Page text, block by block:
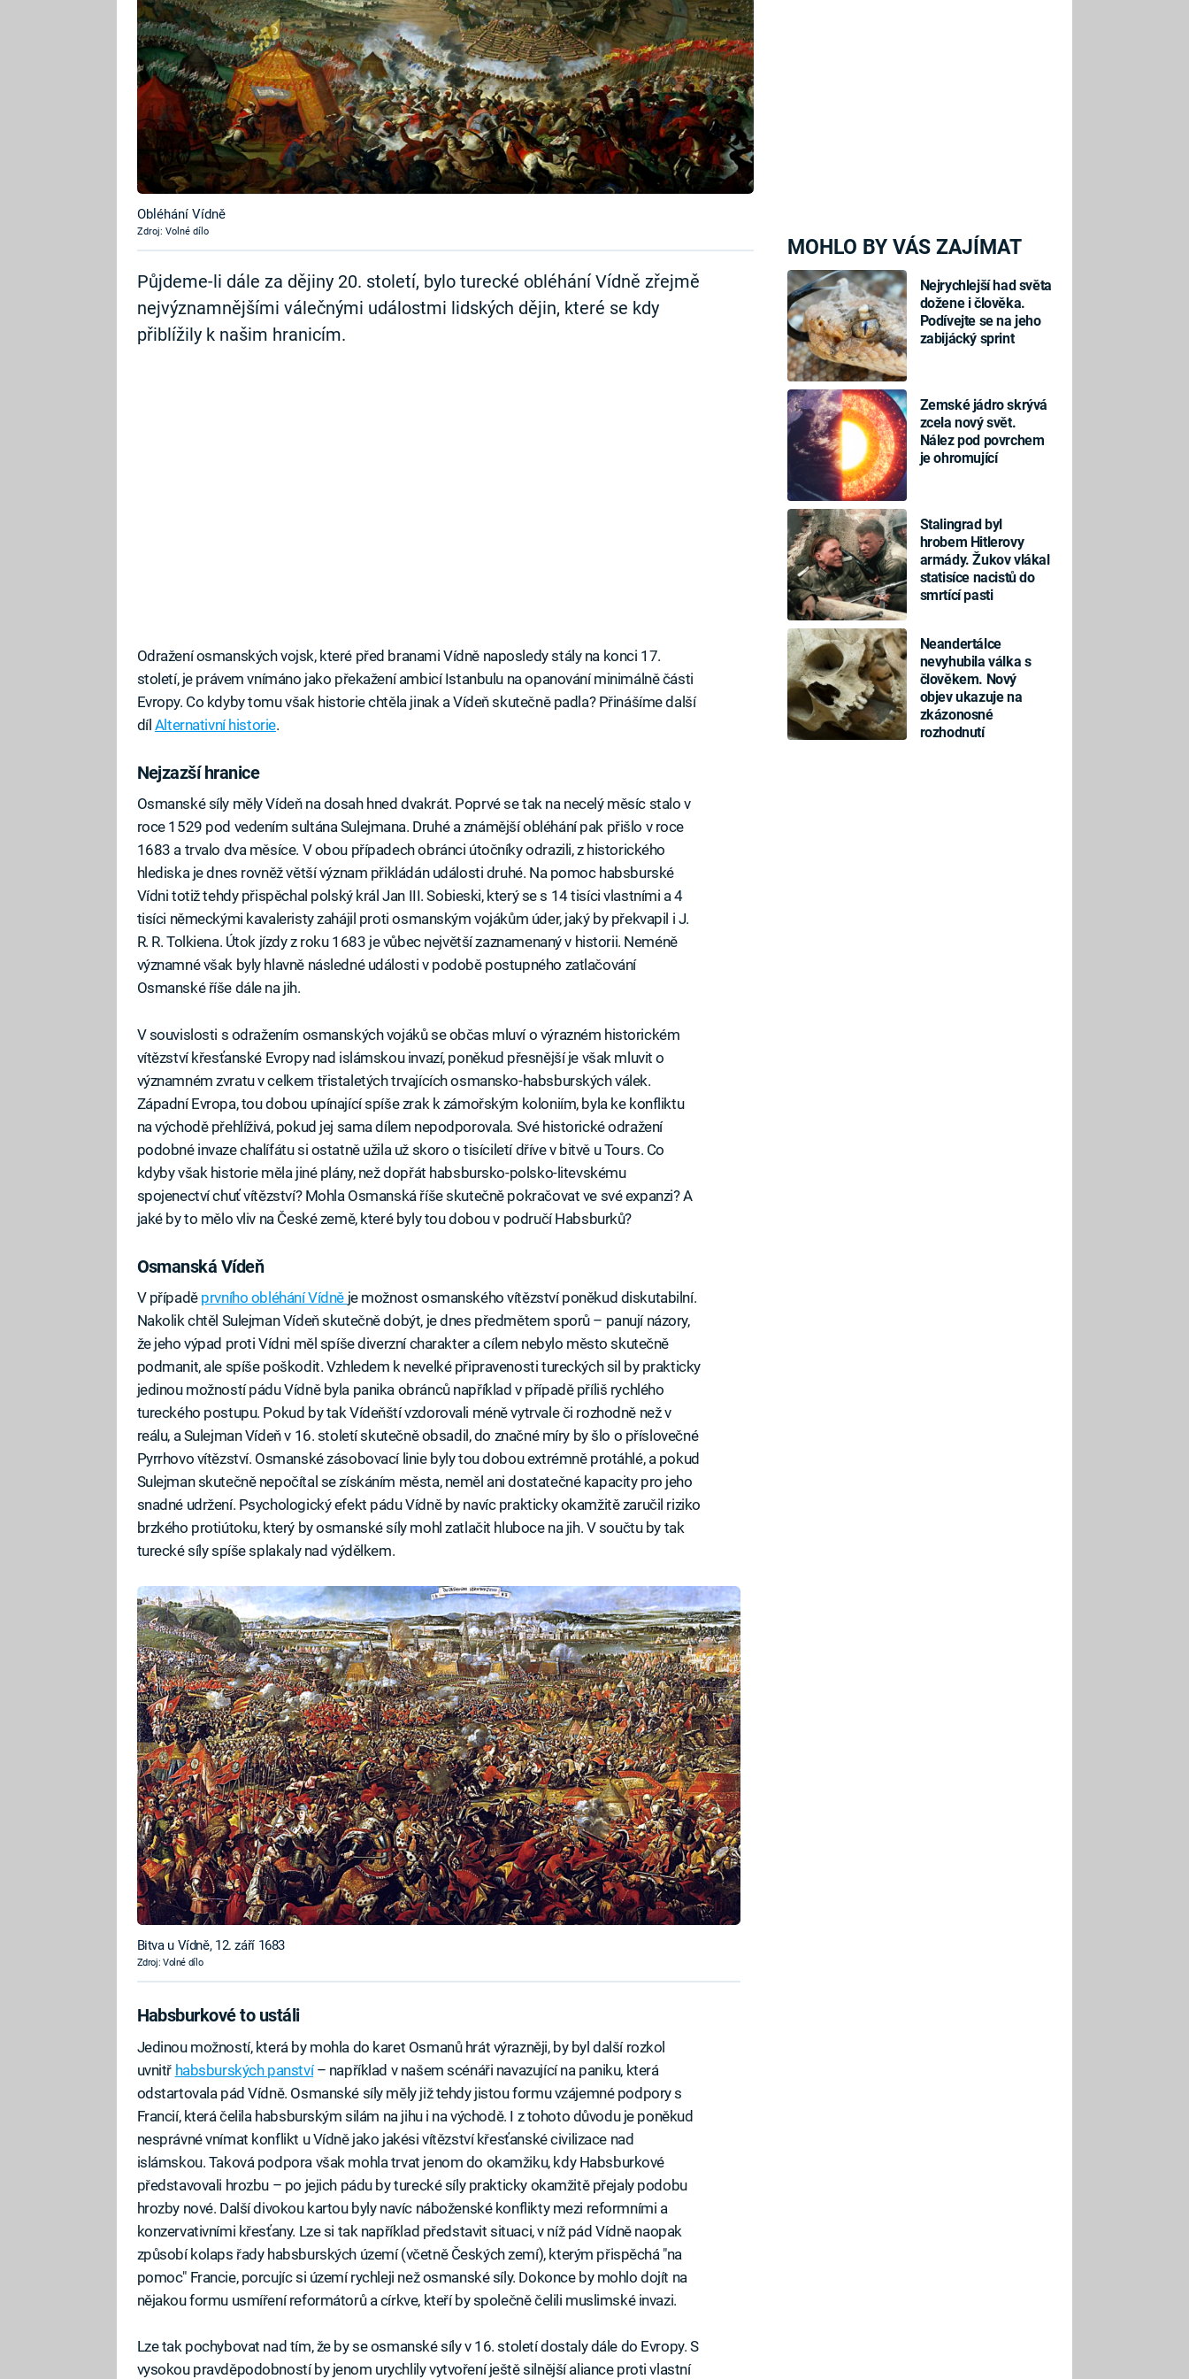
MOHLO BY VÁS ZAJÍMAT
Nejrychlejší had světa
dožene i člověka.
Podívejte se na jeho
zabijácký sprint
Zemské jádro skrývá
zcela nový svět.
Nález pod povrchem
je ohromující
Stalingrad byl
hrobem Hitlerovy
armády. Žukov vlákal
statisíce nacistů do
smrtící pasti
Neandertálce
nevyhubila válka s
člověkem. Nový
objev ukazuje na
zkázonosné
rozhodnutí
Obléhání Vídně
Zdroj: Volné dílo
Půjdeme-li dále za dějiny 20. století, bylo turecké obléhání Vídně zřejmě
nejvýznamnějšími válečnými událostmi lidských dějin, které se kdy
přiblížily k našim hranicím.
Odražení osmanských vojsk, které před branami Vídně naposledy stály na konci 17.
století, je právem vnímáno jako překažení ambicí Istanbulu na opanování minimálně části
Evropy. Co kdyby tomu však historie chtěla jinak a Vídeň skutečně padla? Přinášíme další
díl Alternativní historie.
Nejzazší hranice
Osmanské síly měly Vídeň na dosah hned dvakrát. Poprvé se tak na necelý měsíc stalo v
roce 1529 pod vedením sultána Sulejmana. Druhé a známější obléhání pak přišlo v roce
1683 a trvalo dva měsíce. V obou případech obránci útočníky odrazili, z historického
hlediska je dnes rovněž větší význam přikládán události druhé. Na pomoc habsburské
Vídni totiž tehdy přispěchal polský král Jan III. Sobieski, který se s 14 tisíci vlastními a 4
tisíci německými kavaleristy zahájil proti osmanským vojákům úder, jaký by překvapil i J.
R. R. Tolkiena. Útok jízdy z roku 1683 je vůbec největší zaznamenaný v historii. Neméně
významné však byly hlavně následné události v podobě postupného zatlačování
Osmanské říše dále na jih.
V souvislosti s odražením osmanských vojáků se občas mluví o výrazném historickém
vítězství křesťanské Evropy nad islámskou invazí, poněkud přesnější je však mluvit o
významném zvratu v celkem třistaletých trvajících osmansko-habsburských válek.
Západní Evropa, tou dobou upínající spíše zrak k zámořským koloniím, byla ke konfliktu
na východě přehlíživá, pokud jej sama dílem nepodporovala. Své historické odražení
podobné invaze chalífátu si ostatně užila už skoro o tisíciletí dříve v bitvě u Tours. Co
kdyby však historie měla jiné plány, než dopřát habsbursko-polsko-litevskému
spojenectví chuť vítězství? Mohla Osmanská říše skutečně pokračovat ve své expanzi? A
jaké by to mělo vliv na České země, které byly tou dobou v područí Habsburků?
Osmanská Vídeň
V případě prvního obléhání Vídně je možnost osmanského vítězství poněkud diskutabilní.
Nakolik chtěl Sulejman Vídeň skutečně dobýt, je dnes předmětem sporů – panují názory,
že jeho výpad proti Vídni měl spíše diverzní charakter a cílem nebylo město skutečně
podmanit, ale spíše poškodit. Vzhledem k nevelké připravenosti tureckých sil by prakticky
jedinou možností pádu Vídně byla panika obránců například v případě příliš rychlého
tureckého postupu. Pokud by tak Vídeňští vzdorovali méně vytrvale či rozhodně než v
reálu, a Sulejman Vídeň v 16. století skutečně obsadil, do značné míry by šlo o příslovečné
Pyrrhovo vítězství. Osmanské zásobovací linie byly tou dobou extrémně protáhlé, a pokud
Sulejman skutečně nepočítal se získáním města, neměl ani dostatečné kapacity pro jeho
snadné udržení. Psychologický efekt pádu Vídně by navíc prakticky okamžitě zaručil riziko
brzkého protiútoku, který by osmanské síly mohl zatlačit hluboce na jih. V součtu by tak
turecké síly spíše splakaly nad výdělkem.
Bitva u Vídně, 12. září 1683
Zdroj: Volné dílo
Habsburkové to ustáli
Jedinou možností, která by mohla do karet Osmanů hrát výrazněji, by byl další rozkol
uvnitř habsburských panství– například v našem scénáři navazující na paniku, která
odstartovala pád Vídně. Osmanské síly měly již tehdy jistou formu vzájemné podpory s
Francií, která čelila habsburským silám na jihu i na východě. I z tohoto důvodu je poněkud
nesprávné vnímat konflikt u Vídně jako jakési vítězství křesťanské civilizace nad
islámskou. Taková podpora však mohla trvat jenom do okamžiku, kdy Habsburkové
představovali hrozbu – po jejich pádu by turecké síly prakticky okamžitě přejaly podobu
hrozby nové. Další divokou kartou byly navíc náboženské konflikty mezi reformními a
konzervativními křesťany. Lze si tak například představit situaci, v níž pád Vídně naopak
způsobí kolaps řady habsburských území (včetně Českých zemí), kterým přispěchá "na
pomoc" Francie, porcujíc si území rychleji než osmanské síly. Dokonce by mohlo dojít na
nějakou formu usmíření reformátorů a církve, kteří by společně čelili muslimské invazi.
Lze tak pochybovat nad tím, že by se osmanské síly v 16. století dostaly dále do Evropy. S
vysokou pravděpodobností by jenom urychlily vytvoření ještě silnější aliance proti vlastní